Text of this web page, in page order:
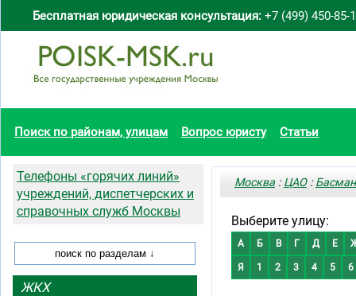
Бесплатная юридическая консультация: +7 (499) 450-85-
Поиск по районам, улицам Вопрос юристу Статьи
Москва :ЦАО:
Выберите улицу:
А Б В Г Д Е
Я 1 2 3 4 5 6
Телефоны «горячих линий»
учреждений, диспетчерских и
справочных служб Москвы
ЖКХ